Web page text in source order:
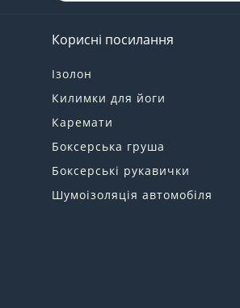
Корисні посилання
Ізолон
Килимки для йоги
Каремати
Боксерська груша
Боксерські рукавички
Шумоізоляція автомобіля